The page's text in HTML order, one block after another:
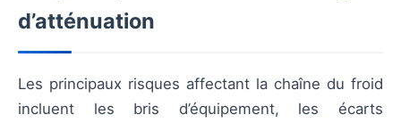
d’atténuation
Les principaux risques affectant la chaîne du froid
incluent les bris d’équipement, les écarts